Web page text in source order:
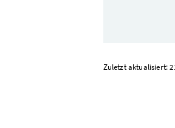
Zuletzt aktualisiert: